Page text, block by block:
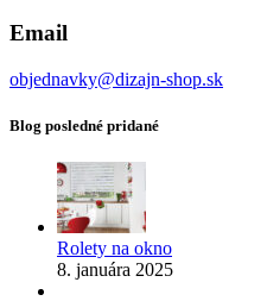
Email
objednavky@dizajn-shop.sk
Blog posledné pridané
Rolety na okno
8. januára 2025